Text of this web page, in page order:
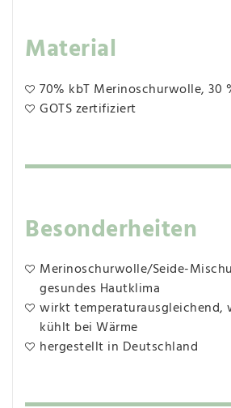
Material
70% kbT Merinoschurwolle, 30
GOTS zertifiziert
Besonderheiten
Merinoschurwolle/Seide-
gesundes Hautklima
wirkt temperaturausgleichend,
kühlt bei Wärme
hergestellt in Deutschland